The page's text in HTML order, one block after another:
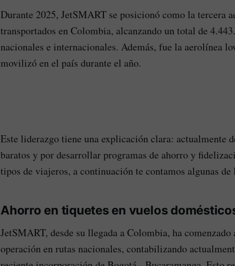
Durante 2025, JetSMART se posicionó como la tercera
transportados en Colombia, alcanzando un total de
nacionales e internacionales. Además, fue la aerolínea
movilizó en el país durante el año.
Este liderazgo tiene una explicación clara: actualmente
baratos y por desarrollar programas de ahorro y
tipos de viajeros, a continuación te contamos algunas de
Ahorro en tiquetes en vuelos
JetSMART, desde su llegada a Colombia, ha comenzado
operación en rutas nacionales, contabilizando